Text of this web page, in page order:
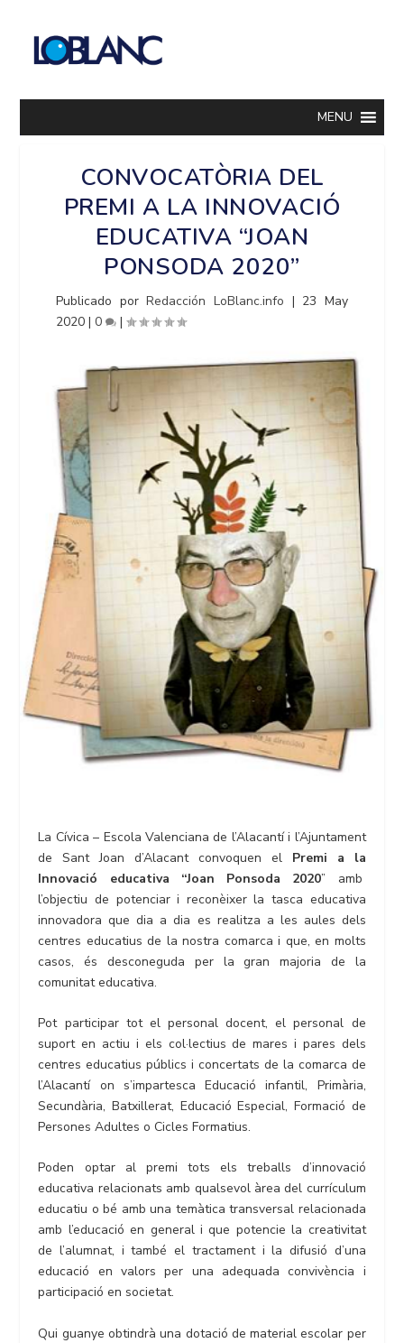
MENU
CONVOCATÒRIA DEL
PREMI A LA INNOVACIÓ
EDUCATIVA “JOAN
PONSODA 2020”
Publicado porRedacción LoBlanc.info | 23 May
2020 |0 |
La Cívica – Escola Valenciana de l’Alacantí i l’Ajuntament
de Sant Joan d’Alacant convoquen el Premi a la
Innovació educativa “Joan Ponsoda 2020” amb
l’objectiu de potenciar i reconèixer la tasca educativa
innovadora que dia a dia es realitza a les aules dels
centres educatius de la nostra comarca i que, en molts
casos, és desconeguda per la gran majoria de la
comunitat educativa.
Pot participar tot el personal docent, el personal de
suport en actiu i els col·lectius de mares i pares dels
centres educatius públics i concertats de la comarca de
l’Alacantí on s’impartesca Educació infantil, Primària,
Secundària, Batxillerat, Educació Especial, Formació de
Persones Adultes o Cicles Formatius.
Poden optar al premi tots els treballs d’innovació
educativa relacionats amb qualsevol àrea del currículum
educatiu o bé amb una temàtica transversal relacionada
amb l’educació en general i que potencie la creativitat
de l’alumnat, i també el tractament i la difusió d’una
educació en valors per una adequada convivència i
participació en societat.
Qui guanye obtindrà una dotació de material escolar per